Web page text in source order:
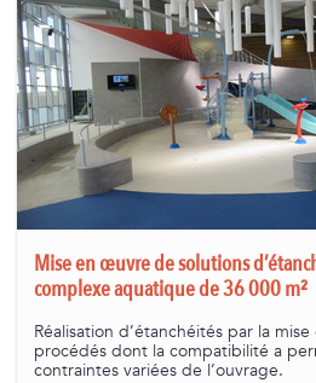
Mise en œuvre de solutions
complexe aquatique de 36 000 m²
Réalisation d’étanchéités par la
procédés dont la compatibilité a
contraintes variées de l’ouvrage.